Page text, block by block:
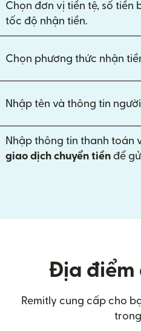
Chọn đơn vị tiền tệ, số tiền
tốc độ nhận tiền.
Chọn phương thức nhận
Nhập tên và thông tin
Nhập thông tin thanh toán
giao dịch chuyển tiền để
Địa điểm
Remitly cung cấp cho